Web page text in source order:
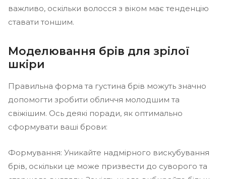
важливо, оскільки волосся з віком має тенденцію
ставати тоншим.
Моделювання брів для зрілої
шкіри
Правильна форма та густина брів можуть значно
допомогти зробити обличчя молодшим та
свіжішим. Ось деякі поради, як оптимально
сформувати ваші брови:
Формування: Уникайте надмірного вискубування
брів, оскільки це може призвести до суворого та